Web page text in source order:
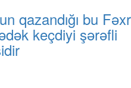
qazandığı bu
keçdiyi şərəfli